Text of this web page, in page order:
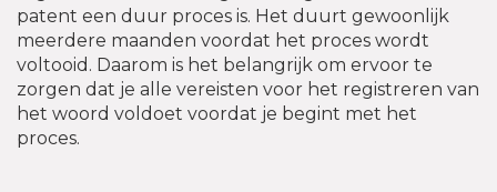
patent een duur proces is. Het duurt gewoonlijk
meerdere maanden voordat het proces wordt
voltooid. Daarom is het belangrijk om ervoor te
zorgen dat je alle vereisten voor het registreren van
het woord voldoet voordat je begint met het
proces.